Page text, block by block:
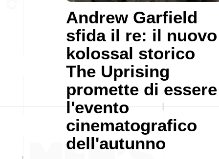
Andrew Garfield
sfida il re: il nuovo
kolossal storico
The Uprising
promette di essere
l'evento
cinematografico
dell'autunno